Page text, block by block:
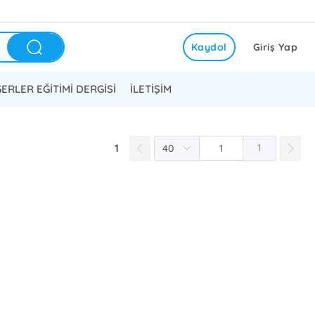
Giriş Yap
Kaydol
EĞİTİMİ DERGİSİ İLETİŞİM
1 1